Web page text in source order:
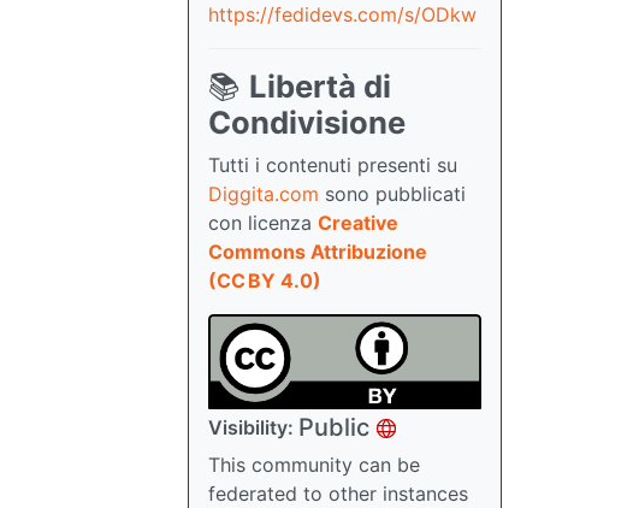
https://fedidevs.com/s/ODkw
📚 Libertà di
Condivisione
Tutti i contenuti presenti su
Diggita.com sono pubblicati
con licenza Creative
Commons Attribuzione
(CC BY 4.0)
Visibility: Public
This community can be
federated to other instances